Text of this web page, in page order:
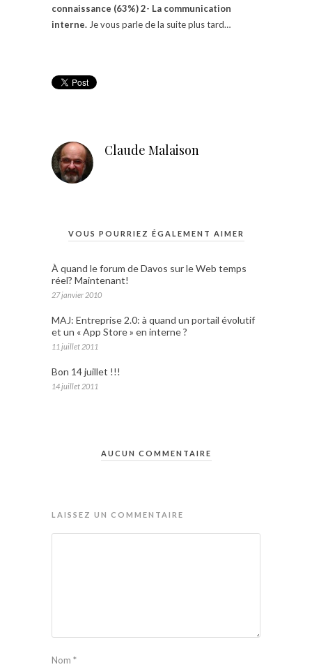
connaissance (63%) 2- La communication
interne. Je vous parle de la suite plus tard…
Claude Malaison
VOUS POURRIEZ ÉGALEMENT AIMER
À quand le forum de Davos sur le Web temps
réel? Maintenant!
27 janvier 2010
MAJ: Entreprise 2.0: à quand un portail évolutif
et un « App Store » en interne ?
11 juillet 2011
Bon 14 juillet !!!
14 juillet 2011
AUCUN COMMENTAIRE
LAISSEZ UN COMMENTAIRE
Nom *